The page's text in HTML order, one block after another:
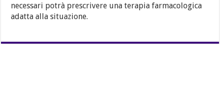
necessari potrà prescrivere una terapia farmacologica
adatta alla situazione.